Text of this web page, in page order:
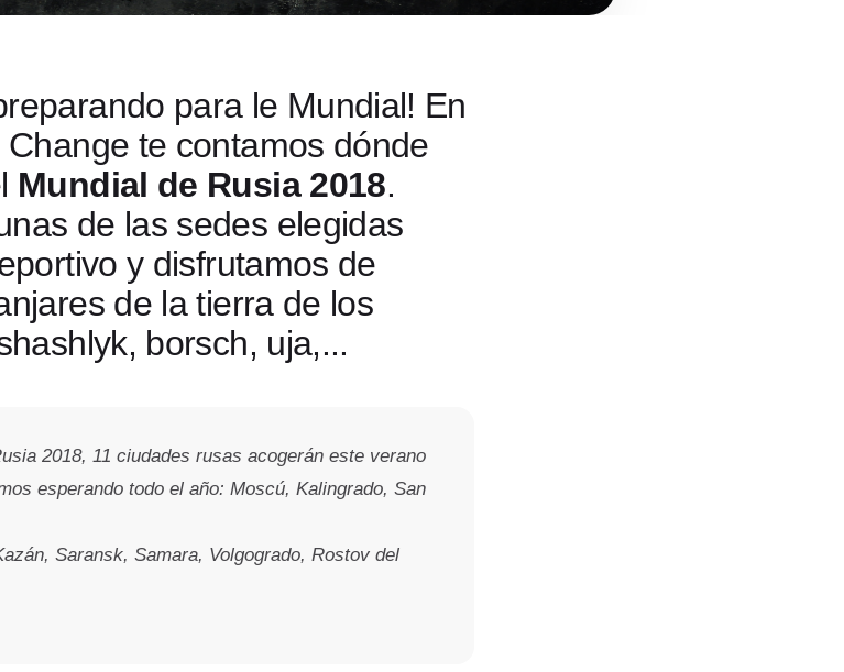
para le Mundial! En
te contamos dónde
Mundial de Rusia 2018.
de las sedes elegidas
y disfrutamos de
de la tierra de los
borsch, uja,...
2018, 11 ciudades rusas acogerán este verano
esperando todo el año: Moscú, Kalingrado, San
Saransk, Samara, Volgogrado, Rostov del